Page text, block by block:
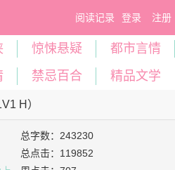
阅读记录 登录 注册
惊悚悬疑
都市言情
禁忌百合 精品文学
H）
总字数：243230
总点击：119852